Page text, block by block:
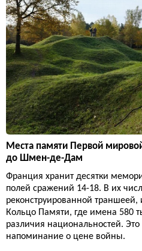
Места памяти Первой
до Шмен-де-Дам
Франция хранит десятки
полей сражений 14-18. В их
реконструированной
Кольцо Памяти, где имена 580
различия национальностей.
напоминание о цене войны.